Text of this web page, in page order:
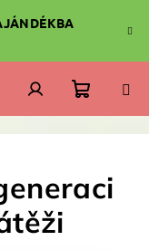
Bejelentkezés
Kosár